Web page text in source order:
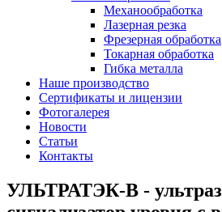
Механообработка
Лазерная резка
Фрезерная обработка
Токарная обработка
Гибка металла
Наше производство
Сертификаты и лицензии
Фотогалерея
Новости
Статьи
Контакты
УЛЬТРАТЭК-В -